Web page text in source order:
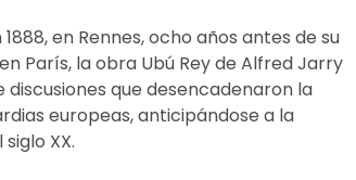
en Rennes, ocho años antes de su
París, la obra Ubú Rey de Alfred Jarry
discusiones que desencadenaron la
europeas, anticipándose a la
XX.